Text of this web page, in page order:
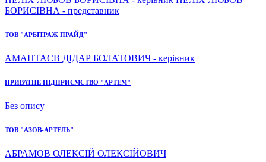
БОРИСІВНА - представник
ТОВ "АРБІТРАЖ ПРАЙД"
АМАНТАЄВ ДІДАР БОЛАТОВИЧ - керівник
ПРИВАТНЕ ПІДПРИЄМСТВО "АРТЕМ"
Без опису
ТОВ "АЗОВ-АРТЕЛЬ"
АБРАМОВ ОЛЕКСІЙ ОЛЕКСІЙОВИЧ